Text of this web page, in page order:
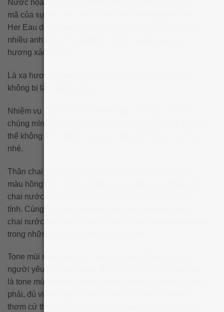
Nước hoa nữ Narciso Rodriguez For Her EDP – Mật
mã của sự lôi cuốn. Nhắc đến Narciso Rodriguez For
Her Eau de parfum thì không cần quảng cáo nhiều, quá
nhiều anh chị em bị nghiện cái mùi ngập ngụa xạ
hương xác thịt này.
Là xạ hương nhưng Narciso hồng cực kì đặc biệt và
không bị lẫn vào đâu được.
Nhiệm vụ của hoa là hút bướm đậu, còn của chị em
chúng mình là để cho các anh ấy phải ngẩn ngơ. Không
thể không thử một lần “em này” trong đời được cả nhà
nhé.
Thân chai được chế tạo bằng chất liệu thủy tinh dày
màu hồng chắc chắn kết hợp cùng chiếc nắp hồng. Cả
chai nước hoa hài hòa bằng màu hồng nhã nhặn, nữ
tính. Cùng với tông mùi dịu dàng, dễ chịu bên trong,
chai nước hoa thích hợp sử dụng đi làm hàng ngày, hay
trong những buổi họp mặt cùng bạn bè.
Tone mùi này cũng thích hợp cho bạn đi hẹn hò với
người yêu thương do ưu điểm của chai nước hoa này
là tone mùi nhẹ dịu, không nồng, dễ chịu ở mức độ vừa
phải, đủ vị ngọt ngào như những nụ hôn. Và hương
thơm cứ thế, vô tình, bâng quơ thoang thoảng trên da